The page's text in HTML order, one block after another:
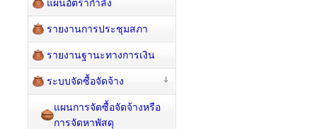
แผนอัตรากำลัง
รายงานการประชุมสภา
รายงานฐานะทางการเงิน
ระบบจัดซื้อจัดจ้าง
แผนการจัดซื้อจัดจ้างหรือ
การจัดหาพัสดุ